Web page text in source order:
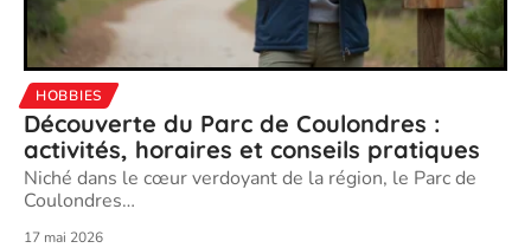
HOBBIES
Découverte du Parc de Coulondres :
activités, horaires et conseils pratiques
Niché dans le cœur verdoyant de la région, le Parc de
Coulondres…
17 mai 2026